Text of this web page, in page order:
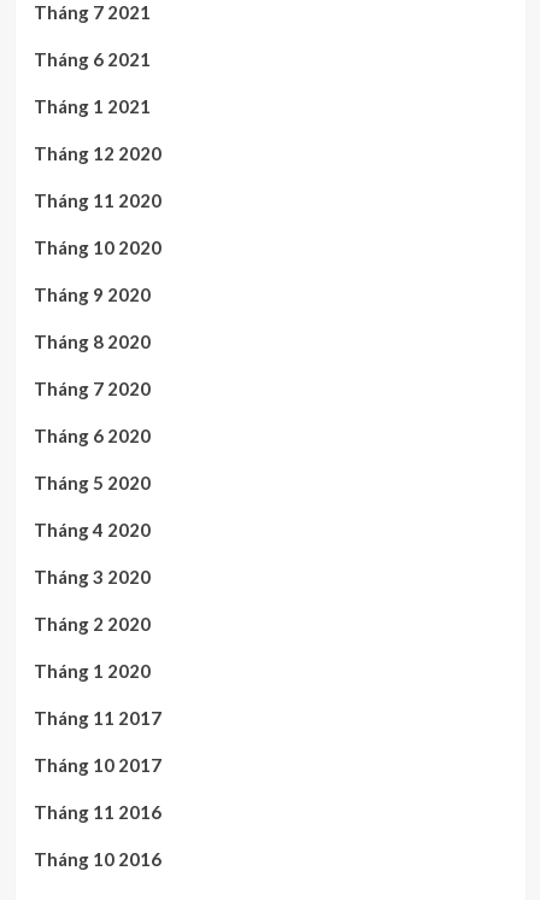
Tháng 7 2021
Tháng 6 2021
Tháng 1 2021
Tháng 12 2020
Tháng 11 2020
Tháng 10 2020
Tháng 9 2020
Tháng 8 2020
Tháng 7 2020
Tháng 6 2020
Tháng 5 2020
Tháng 4 2020
Tháng 3 2020
Tháng 2 2020
Tháng 1 2020
Tháng 11 2017
Tháng 10 2017
Tháng 11 2016
Tháng 10 2016